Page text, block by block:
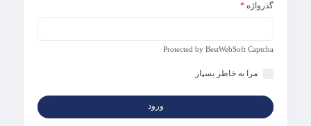
گذرواژه *
Protected by BestWebSoft Captcha
مرا به خاطر بسپار
ورود